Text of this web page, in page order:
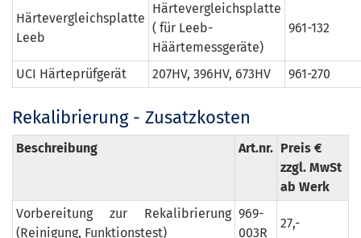
Härtevergleichsplatte
Leeb
Härtevergleichsplatte
( für Leeb-
Häärtemessgeräte)
961-132
UCI Härteprüfgerät 207HV, 396HV, 673HV 961-270
Rekalibrierung - Zusatzkosten
Beschreibung Art.nr. Preis €
zzgl. MwSt
ab Werk
Vorbereitung zur Rekalibrierung
(Reinigung, Funktionstest)
969-
003R
27,-